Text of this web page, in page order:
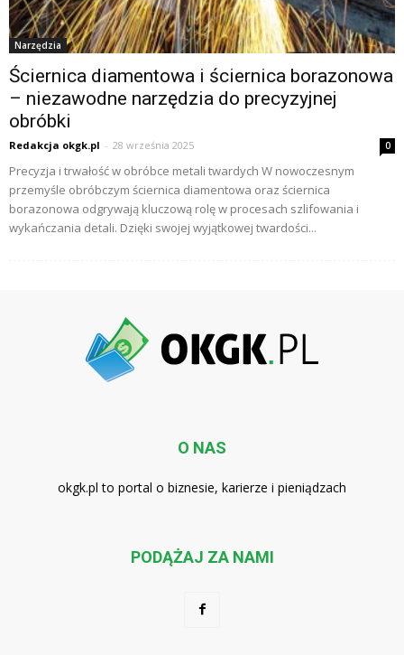
Narzędzia
Ściernica diamentowa i ściernica borazonowa
– niezawodne narzędzia do precyzyjnej
obróbki
Redakcja okgk.pl - 28 września 2025 0
Precyzja i trwałość w obróbce metali twardych W nowoczesnym
przemyśle obróbczym ściernica diamentowa oraz ściernica
borazonowa odgrywają kluczową rolę w procesach szlifowania i
wykańczania detali. Dzięki swojej wyjątkowej twardości...
O NAS
okgk.pl to portal o biznesie, karierze i pieniądzach
PODĄŻAJ ZA NAMI